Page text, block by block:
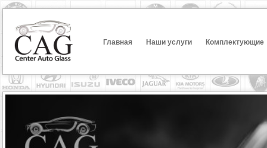
Главная Наши услуги Комплектующие